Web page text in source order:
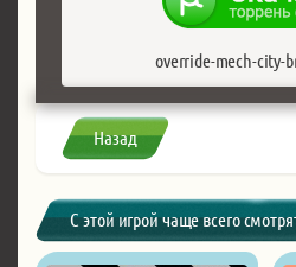
override-mech-city-
Назад
С этой игрой чаще всего